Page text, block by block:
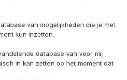
van mogelijkheden die je met
kun inzetten.
database van voor mij
in kan zetten op het moment dat